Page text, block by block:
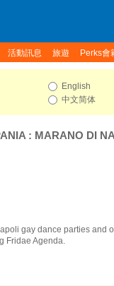
活動訊息 旅遊 Perks會
English
中文简体
: MARANO DI
gay dance parties and
Fridae Agenda.